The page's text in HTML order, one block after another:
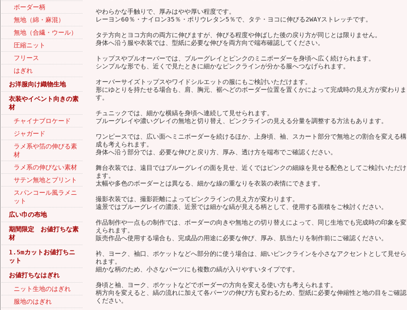
ボーダー柄
無地（綿・麻混）
無地（合繊・ウール）
圧縮ニット
フリース
はぎれ
お洋服向け織物生地
衣装やイベント向きの素
材
チャイナブロケード
ジャガード
ラメ系や箔の伸びる素
材
ラメ系の伸びない素材
サテン無地とプリント
スパンコール風ラメニ
ット
広い巾の布地
期間限定 お値打ちな素
材
1.5mカットお値打ちニ
ット
お値打ちなはぎれ
ニット生地のはぎれ
服地のはぎれ
やわらかな手触りで、厚みはやや厚い程度です。
レーヨン60％・ナイロン35％・ポリウレタン5％で、タテ・ヨコに伸びる2WAYストレッチです。
タテ方向とヨコ方向の両方に伸びますが、伸びる程度や伸ばした後の戻り方が同じとは限りません。
身体へ沿う服や衣装では、型紙に必要な伸びを両方向で端布確認してください。
トップスやプルオーバーでは、ブルーグレイとピンクのミニボーダーを身頃へ広く続けられます。
シンプルな形でも、近くで見たときに細かなピンクラインが分かる服へつなげられます。
オーバーサイズトップスやワイドシルエットの服にもご検討いただけます。
形にゆとりを持たせる場合も、肩、胸元、裾へどのボーダー位置を置くかによって完成時の見え方が変わりま
す。
チュニックでは、細かな横縞を身頃へ連続して見せられます。
ブルーグレイや濃いグレイの無地と切り替え、ピンクラインの見える分量を調整する方法もあります。
ワンピースでは、広い面へミニボーダーを続けるほか、上身頃、袖、スカート部分で無地との割合を変える構
成も考えられます。
身体へ沿う部分では、必要な伸びと戻り方、厚み、透け方を端布でご確認ください。
舞台衣装では、遠目ではブルーグレイの面を見せ、近くではピンクの細線を見せる配色としてご検討いただけ
ます。
太幅や多色のボーダーとは異なる、細かな線の重なりを衣装の表情にできます。
撮影衣装では、撮影距離によってピンクラインの見え方が変わります。
遠景ではブルーグレイの濃淡、近景では細かな縞が見える柄として、使用する面積をご検討ください。
作品制作や一点もの制作では、ボーダーの向きや無地との切り替えによって、同じ生地でも完成時の印象を変
えられます。
販売作品へ使用する場合も、完成品の用途に必要な伸び、厚み、肌当たりを制作前にご確認ください。
衿、ヨーク、袖口、ポケットなどへ部分的に使う場合は、細いピンクラインを小さなアクセントとして見せら
れます。
細かな柄のため、小さなパーツにも複数の縞が入りやすいタイプです。
身頃と袖、ヨーク、ポケットなどでボーダーの方向を変える使い方も考えられます。
柄方向を変えると、縞の流れに加えて各パーツの伸び方も変わるため、型紙に必要な伸縮性と地の目をご確認
ください。